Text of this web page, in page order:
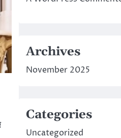
Archives
November 2025
Categories
Uncategorized